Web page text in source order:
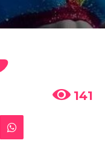
141